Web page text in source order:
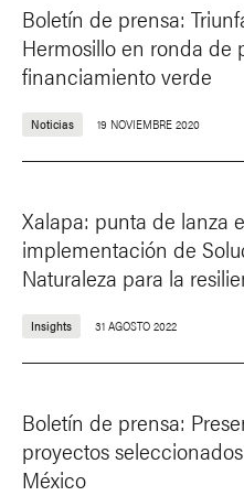
Boletín de prensa:
Hermosillo en ronda de
financiamiento verde
Noticias 19 NOVIEMBRE 2020
Xalapa: punta de lanza
implementación de
Naturaleza para la
Insights 31 AGOSTO 2022
Boletín de prensa:
proyectos
México